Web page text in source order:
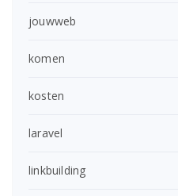
jouwweb
komen
kosten
laravel
linkbuilding